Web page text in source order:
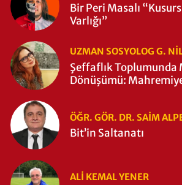
Bir Peri Masalı
Varlığı”
UZMAN SOSYOLOG G.
Şeffaflık
Dönüşümü:
ÖĞR. GÖR. DR. SAIM
Bit’in Saltanatı
ALI KEMAL YENER